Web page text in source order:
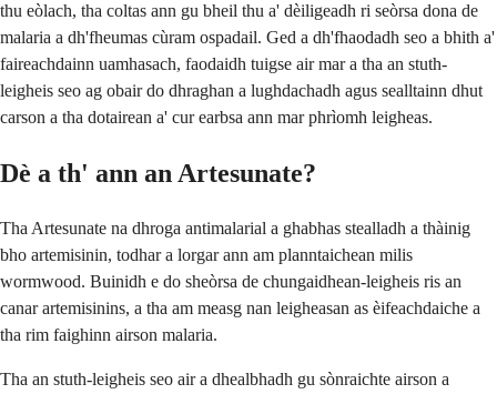
thu eòlach, tha coltas ann gu bheil thu a' dèiligeadh ri seòrsa dona de
malaria a dh'fheumas cùram ospadail. Ged a dh'fhaodadh seo a bhith a'
faireachdainn uamhasach, faodaidh tuigse air mar a tha an stuth-
leigheis seo ag obair do dhraghan a lughdachadh agus sealltainn dhut
carson a tha dotairean a' cur earbsa ann mar phrìomh leigheas.
Dè a th' ann an Artesunate?
Tha Artesunate na dhroga antimalarial a ghabhas stealladh a thàinig
bho artemisinin, todhar a lorgar ann am planntaichean milis
wormwood. Buinidh e do sheòrsa de chungaidhean-leigheis ris an
canar artemisinins, a tha am measg nan leigheasan as èifeachdaiche a
tha rim faighinn airson malaria.
Tha an stuth-leigheis seo air a dhealbhadh gu sònraichte airson a